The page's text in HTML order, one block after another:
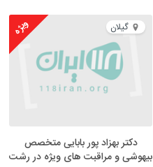
گیلان ویژه
دکتر بهزاد پور بابایی متخصص
بیهوشی و مراقبت های ویژه در رشت